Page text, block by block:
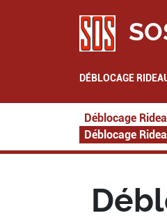
DÉBLOCAGE
Déblocage
Déblocage